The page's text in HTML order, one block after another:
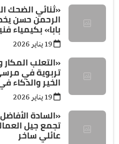
«ثنائي الضحك
الرحمن حسن
بابا» بكيمياء
«التعلب المكار
تربوية في
الخير والذكاء
«السادة
تجمع جيل
عائلي ساخر